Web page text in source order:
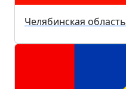
Челябинская область